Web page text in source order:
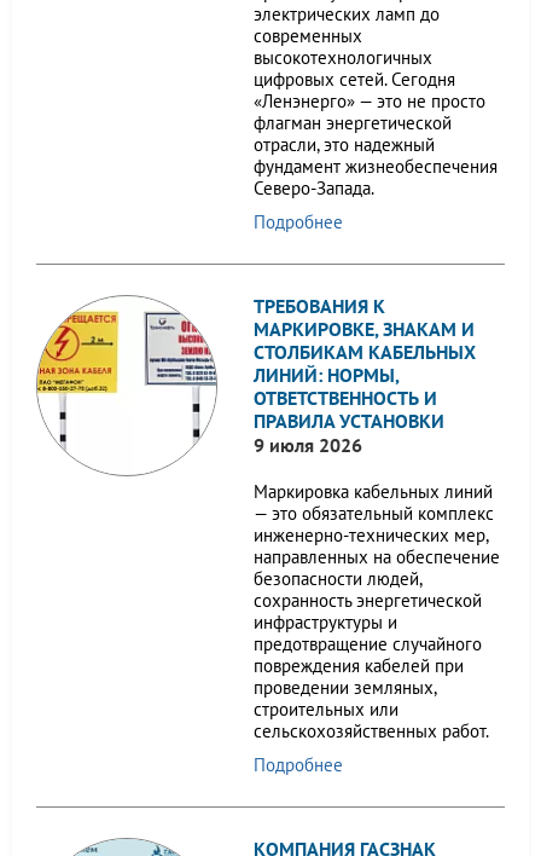
электрических ламп до
современных
высокотехнологичных
цифровых сетей. Сегодня
«Ленэнерго» — это не просто
флагман энергетической
отрасли, это надежный
фундамент жизнеобеспечения
Северо-Запада.
Подробнее
ТРЕБОВАНИЯ К
МАРКИРОВКЕ, ЗНАКАМ И
СТОЛБИКАМ КАБЕЛЬНЫХ
ЛИНИЙ: НОРМЫ,
ОТВЕТСТВЕННОСТЬ И
ПРАВИЛА УСТАНОВКИ
9 июля 2026
Маркировка кабельных линий
— это обязательный комплекс
инженерно-технических мер,
направленных на обеспечение
безопасности людей,
сохранность энергетической
инфраструктуры и
предотвращение случайного
повреждения кабелей при
проведении земляных,
строительных или
сельскохозяйственных работ.
Подробнее
КОМПАНИЯ ГАСЗНАК